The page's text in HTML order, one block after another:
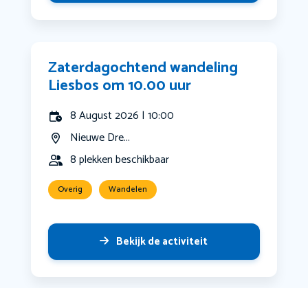
Zaterdagochtend wandeling
Liesbos om 10.00 uur
8 August 2026 | 10:00
Nieuwe Dre...
8 plekken beschikbaar
Overig Wandelen
Bekijk de activiteit